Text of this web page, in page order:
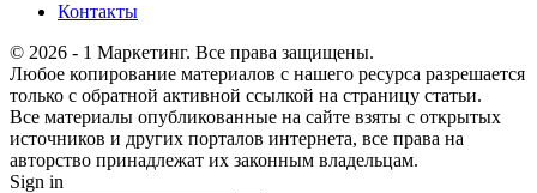
Контакты
© 2026 - 1 Маркетинг. Все права защищены.
Любое копирование материалов с нашего ресурса разрешается
только с обратной активной ссылкой на страницу статьи.
Все материалы опубликованные на сайте взяты с открытых
источников и других порталов интернета, все права на
авторство принадлежат их законным владельцам.
Sign in